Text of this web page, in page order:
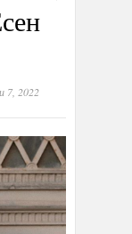
7, 2022